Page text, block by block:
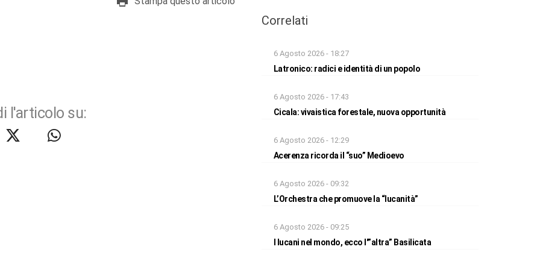
l'articolo su:
Correlati
6 Agosto 2026 - 18:27
Latronico: radici e identità di un popolo
6 Agosto 2026 - 17:43
Cicala: vivaistica forestale, nuova opportunità
6 Agosto 2026 - 12:29
Acerenza ricorda il “suo” Medioevo
6 Agosto 2026 - 09:32
L’Orchestra che promuove la “lucanità”
6 Agosto 2026 - 09:25
I lucani nel mondo, ecco l'”altra” Basilicata